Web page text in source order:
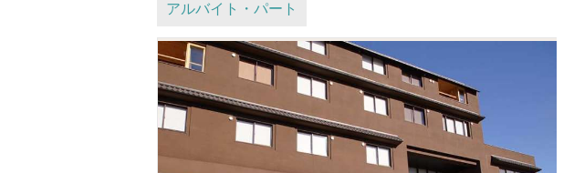
アルバイト・パート